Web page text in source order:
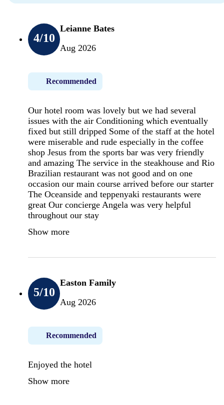
4/10
Leianne Bates
Aug 2026
Recommended
Our hotel room was lovely but we had several
issues with the air Conditioning which eventually
fixed but still dripped Some of the staff at the hotel
were miserable and rude especially in the coffee
shop Jesus from the sports bar was very friendly
and amazing The service in the steakhouse and Rio
Brazilian restaurant was not good and on one
occasion our main course arrived before our starter
The Oceanside and teppenyaki restaurants were
great Our concierge Angela was very helpful
throughout our stay
Show more
5/10
Easton Family
Aug 2026
Recommended
Enjoyed the hotel
Show more